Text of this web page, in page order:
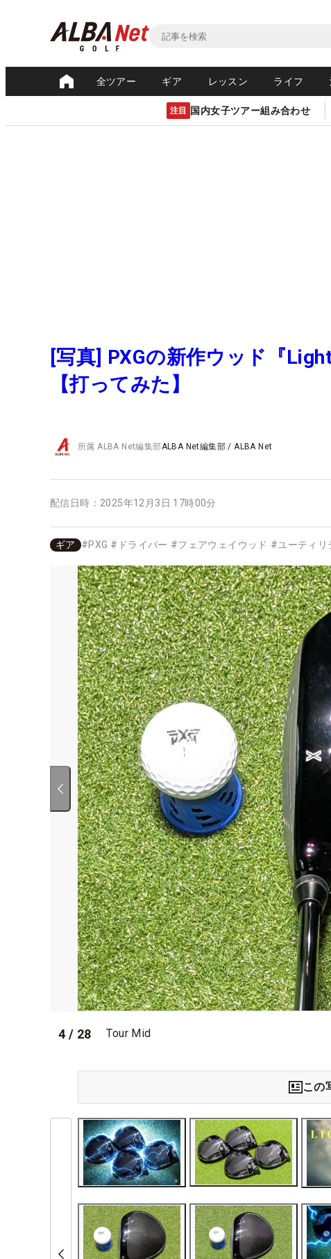
全ツアー ギア レッスン ライフ
注目 国内女子ツアー組み合わせ
[写真] PXGの新作ウッド『
【打ってみた】
所属ALBA Net編集部ALBA Net編集部 /ALBA Net
配信日時： 2025年12月3日 17時00分
ギア #PXG # ドライバー #フェアウェイウッド #ユーティリ
4 / 28 Tour Mid
この